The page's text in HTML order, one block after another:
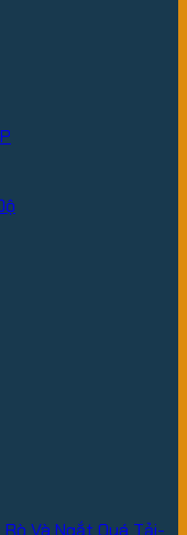
Và Ngắt Quá Tải-